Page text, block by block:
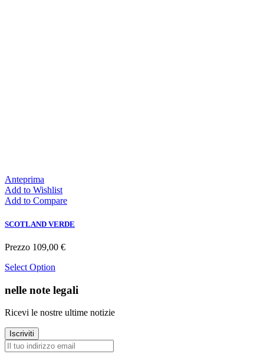
Anteprima
Add to Wishlist
Add to Compare
SCOTLAND VERDE
Prezzo 109,00 €
Select Option
nelle note legali
Ricevi le nostre ultime notizie
Iscriviti